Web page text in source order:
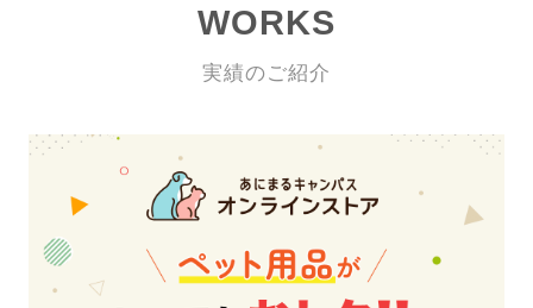
WORKS
実績のご紹介